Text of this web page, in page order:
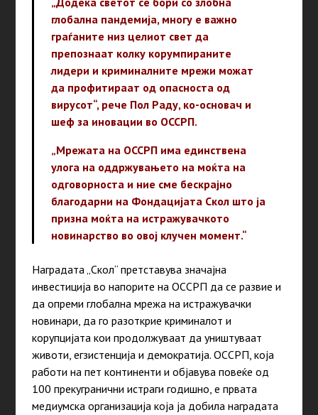
глобална пандемија, многу е важно
граѓаните низ целиот свет да
препознаат колку корумпираните
лидери и криминалните мрежи можат
да профитираат од опасноста од
вирусот“, рече Пол Раду, ко-основач и
шеф за иновации во ОССРП.
„Мрежата на OССРП има единствена
улога на оддржувањето на моќта на
одговорноста и ние сме бескрајно
благодарни на Фондацијата Скол што ја
призна моќта на истражувачкото
новинарство во овој клучен момент.“
Наградата „Скол“ претставува значајна
инвестиција во напорите на ОССРП да се развие и
да опреми глобална мрежа на истражувачки
новинари, да го разоткрие криминалот и
корупцијата кои продолжуваат да уништуваат
животи, егзистенција и демократија. OССРП, која
работи на пет континенти и објавува повеќе од
100 прекугранични истраги годишно, е првата
медиумска организација која ја добила наградата